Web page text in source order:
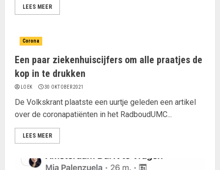
LEES MEER
Corona
Een paar ziekenhuiscijfers om alle praatjes de
kop in te drukken
LOEK 30 OKTOBER 2021
De Volkskrant plaatste een uurtje geleden een artikel
over de coronapatiënten in het RadboudUMC...
LEES MEER